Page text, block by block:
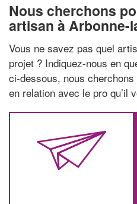
Nous cherchons
artisan à Arbonne-
Vous ne savez pas quel
projet ? Indiquez-nous en
ci-dessous, nous
en relation avec le pro qu’il